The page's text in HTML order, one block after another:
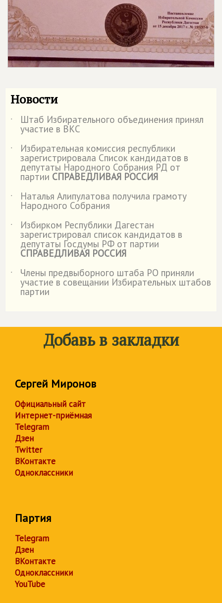
Новости
˙ Штаб Избирательного объединения принял
участие в ВКС
˙
Избирательная комиссия республики
зарегистрировала Список кандидатов в
депутаты Народного Собрания РД от
партии СПРАВЕДЛИВАЯ РОССИЯ
˙
Наталья Алипулатова получила грамоту
Народного Собрания
˙
Избирком Республики Дагестан
зарегистрировал список кандидатов в
депутаты Госдумы РФ от партии
СПРАВЕДЛИВАЯ РОССИЯ
˙
Члены предвыборного штаба РО приняли
участие в совещании Избирательных штабов
партии
Добавь в закладки
Сергей Миронов
Официальный сайт
Интернет-приёмная
Telegram
Дзен
Twitter
ВКонтакте
Одноклассники
Партия
Telegram
Дзен
ВКонтакте
Одноклассники
YouTube